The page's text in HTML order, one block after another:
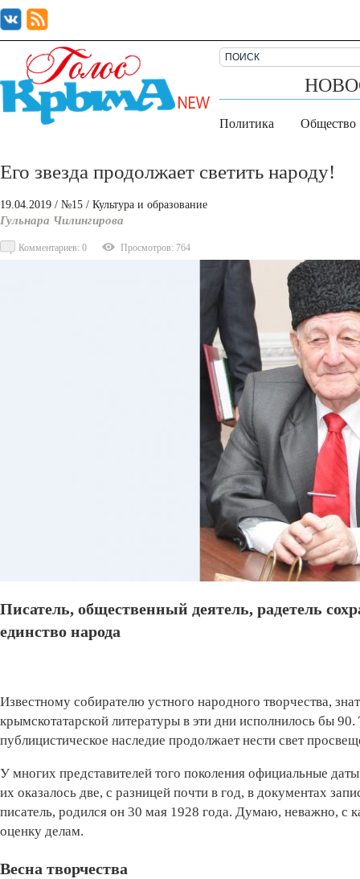
Политика Общество
Его звезда продолжает светить народу!
19.04.2019 / №15 / Культура и образование
Гульнара Чилингирова
Комментариев: 0 Просмотров: 764
Писатель, общественный деятель, радетель
единство народа
Известному собирателю устного народного творчества,
крымскотатарской литературы в эти дни исполнилось бы
публицистическое наследие продолжает нести свет
У многих представителей того поколения официальные
их оказалось две, с разницей почти в год, в документах
писатель, родился он 30 мая 1928 года. Думаю, неважно, с
оценку делам.
Весна творчества